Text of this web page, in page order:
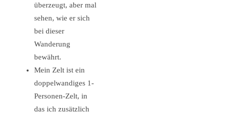
überzeugt, aber mal
sehen, wie er sich
bei dieser
Wanderung
bewährt.
Mein Zelt ist ein
doppelwandiges 1-
Personen-Zelt, in
das ich zusätzlich